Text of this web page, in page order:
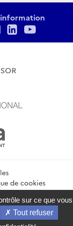
TwitterLinkedIn
de cookies
info.gouv.fr
sur ce que vous
Tout refuser